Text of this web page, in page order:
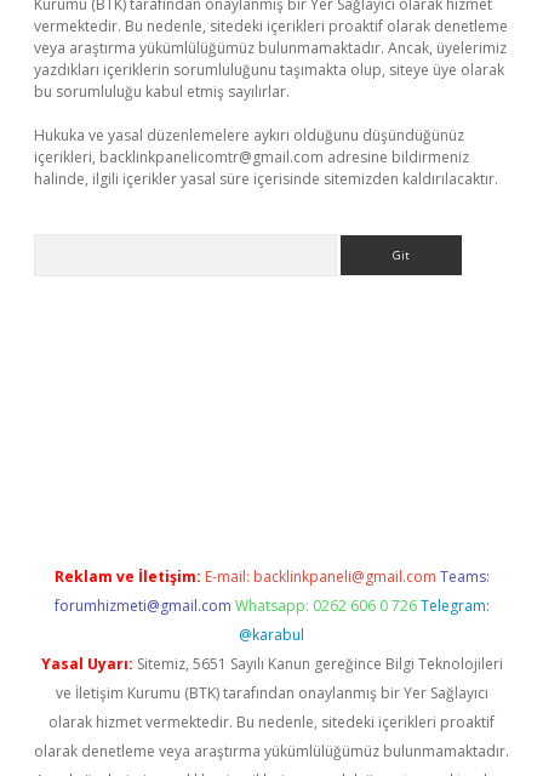
Kurumu (BTK) tarafından onaylanmış bir Yer Sağlayıcı olarak hizmet
vermektedir. Bu nedenle, sitedeki içerikleri proaktif olarak denetleme
veya araştırma yükümlülüğümüz bulunmamaktadır. Ancak, üyelerimiz
yazdıkları içeriklerin sorumluluğunu taşımakta olup, siteye üye olarak
bu sorumluluğu kabul etmiş sayılırlar.
Hukuka ve yasal düzenlemelere aykırı olduğunu düşündüğünüz
içerikleri, backlinkpanelicomtr@gmail.com adresine bildirmeniz
halinde, ilgili içerikler yasal süre içerisinde sitemizden kaldırılacaktır.
Reklam ve İletişim: E-mail: backlinkpaneli@gmail.com Teams:
forumhizmeti@gmail.com Whatsapp: 0262 606 0 726 Telegram:
@karabul
Yasal Uyarı: Sitemiz, 5651 Sayılı Kanun gereğince Bilgi Teknolojileri
ve İletişim Kurumu (BTK) tarafından onaylanmış bir Yer Sağlayıcı
olarak hizmet vermektedir. Bu nedenle, sitedeki içerikleri proaktif
olarak denetleme veya araştırma yükümlülüğümüz bulunmamaktadır.